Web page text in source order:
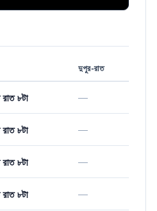
দুপুর-রাত
রাত ৮টা —
রাত ৮টা —
রাত ৮টা —
রাত ৮টা —